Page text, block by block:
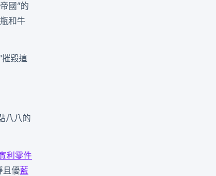
國”的
和牛
毀這
八八的
利零件
且優藍